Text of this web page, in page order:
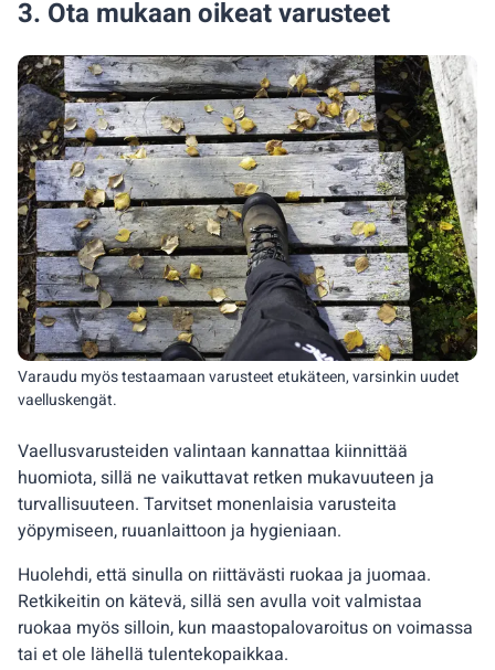
3. Ota mukaan oikeat varusteet
Vaellusvarusteiden valintaan kannattaa kiinnittää
huomiota, sillä ne vaikuttavat retken mukavuuteen ja
turvallisuuteen. Tarvitset monenlaisia varusteita
yöpymiseen, ruuanlaittoon ja hygieniaan.
Huolehdi, että sinulla on riittävästi ruokaa ja juomaa.
Retkikeitin on kätevä, sillä sen avulla voit valmistaa
ruokaa myös silloin, kun maastopalovaroitus on voimassa
tai et ole lähellä tulentekopaikkaa.
Varaudu myös testaamaan varusteet etukäteen, varsinkin uudet
vaelluskengät.